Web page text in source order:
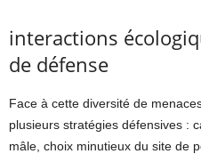
interactions
de défense
Face à cette diversité de
plusieurs stratégies défensives :
mâle, choix minutieux du site de